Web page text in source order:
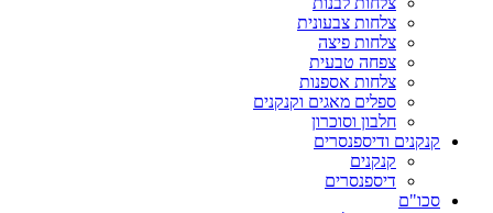
צלחות צבעונית
צלחות פיצה
צפחה טבעית
צלחות אספנות
ספלים מאגים וקנקנים
חלבון וסוכרון
קנקנים ודיספנסרים
קנקנים
דיספנסרים
סכו"ם